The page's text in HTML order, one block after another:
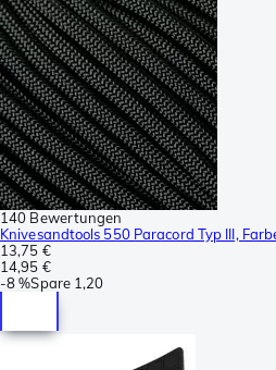
140 Bewertungen
Knivesandtools 550 Paracord Typ III,
13,75 €
14,95 €
-8 %Spare 1,20